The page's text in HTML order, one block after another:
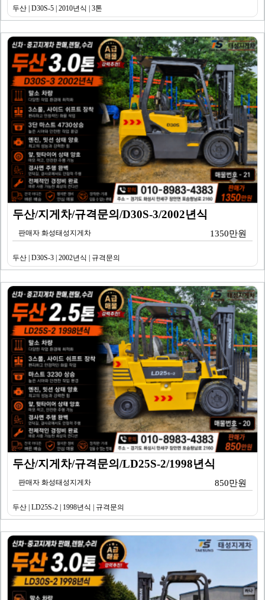
두산 | D30S-5 | 2010년식 | 3톤
두산/지게차/규격문의/D30S-3/2002년식
판매자 화성태성지게차 1350만원
두산 | D30S-3 | 2002년식 | 규격문의
두산/지게차/규격문의/LD25S-2/1998년식
판매자 화성태성지게차 850만원
두산 | LD25S-2 | 1998년식 | 규격문의